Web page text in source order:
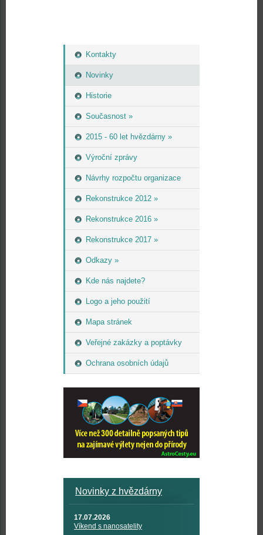
Kontakty
Novinky
Historie
Současnost »
2015 - 60 let hvězdárny »
Výroční zprávy
Návrhy rozpočtu organizace
Rekonstrukce 2012 »
Rekonstrukce 2016 »
Rekonstrukce 2017 »
Odkazy »
Kde nás najdete?
Logo a jeho použití
Mapa stránek
Veřejné zakázky a poptávky
Ochrana osobních údajů
Novinky z hvězdárny
17.07.2026
Víkend s nanosatelity